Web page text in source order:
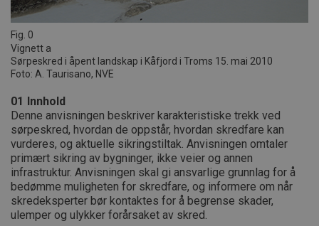
Fig. 0
Vignett a
Sørpeskred i åpent landskap i Kåfjord i Troms 15. mai 2010
Foto: A. Taurisano, NVE
01 Innhold
Denne anvisningen beskriver karakteristiske trekk ved
sørpeskred, hvordan de oppstår, hvordan skredfare kan
vurderes, og aktuelle sikringstiltak. Anvisningen omtaler
primært sikring av bygninger, ikke veier og annen
infrastruktur. Anvisningen skal gi ansvarlige grunnlag for å
bedømme muligheten for skredfare, og informere om når
skredeksperter bør kontaktes for å begrense skader,
ulemper og ulykker forårsaket av skred.